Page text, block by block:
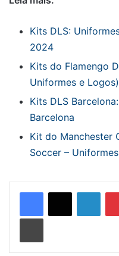
Kits DLS:
2024
Kits do Flamengo
Uniformes e Logos)
Kits DLS
Barcelona
Kit do Manchester
Soccer –
Imprimir